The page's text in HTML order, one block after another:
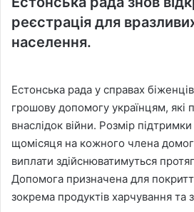
реєстрація для
населення.
Естонська рада у справах
грошову допомогу українцям, які
внаслідок війни. Розмір
щомісяця на кожного члена
виплати здійснюватимуться
Допомога призначена для
зокрема продуктів харчування та